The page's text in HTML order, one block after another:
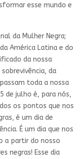
esse mundo e
da Mulher Negra;
América Latina e do
da nossa
da
toda a nossa
de julho é, para nós,
os pontos que nos
é um dia de
É um dia que nos
a partir do nosso
negras! Esse dia